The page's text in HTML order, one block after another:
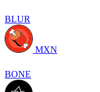
BLUR
MXN
BONE